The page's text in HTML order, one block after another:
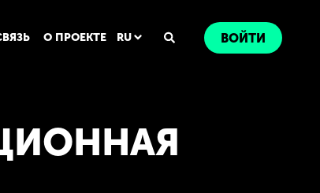
О ПРОЕКТЕ RU ВОЙТИ